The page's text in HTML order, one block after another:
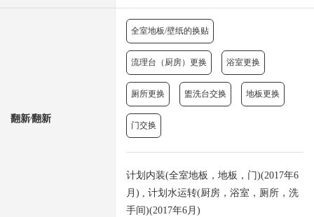
翻新⁄翻新
全室地板/壁纸的换贴
流理台（厨房）更换 浴室更换
厕所更换 盥洗台交换 地板更换
门交换
计划内装(全室地板，地板，门)(2017年6
月) , 计划水运转(厨房，浴室，厕所，洗
手间)(2017年6月)